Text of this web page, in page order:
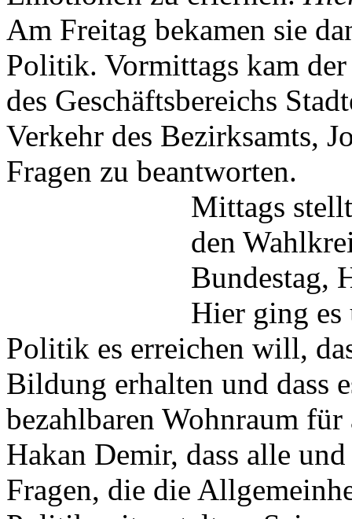
Am Freitag bekamen sie
Politik. Vormittags kam
des Geschäftsbereichs
Verkehr des Bezirksamts,
Fragen zu beantworten.
Mittags
den
Bundestag,
Hier ging es
Politik es erreichen will,
Bildung erhalten und dass
bezahlbaren Wohnraum
Hakan Demir, dass alle
Fragen, die die